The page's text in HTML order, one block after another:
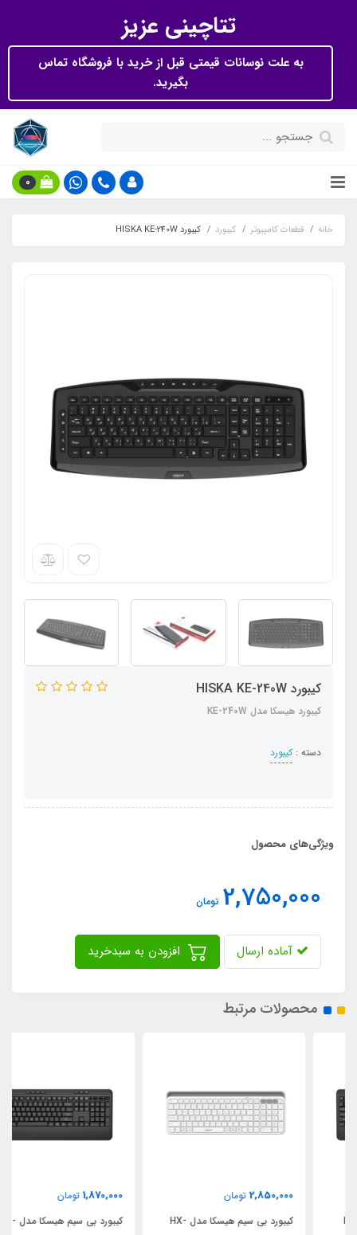
تتاچینی عزیز
به علت نوسانات قیمتی قبل از خرید با فروشگاه تماس
بگیرید.
0
خانه قطعات کامپیوتر کیبورد کیبورد HISKA KE-240W
کیبورد HISKA KE-240W
کیبورد هیسکا مدل KE-240W
دسته :کیبورد
ویژگی‌های محصول
2,750,000 تومان
آماده ارسال
محصولات مرتبط
2,850,000 تومان
کیبورد بی سیم هیسکا مدل HX-
1,870,000 تومان
کیبورد بی سیم هیسکا مدل HX-